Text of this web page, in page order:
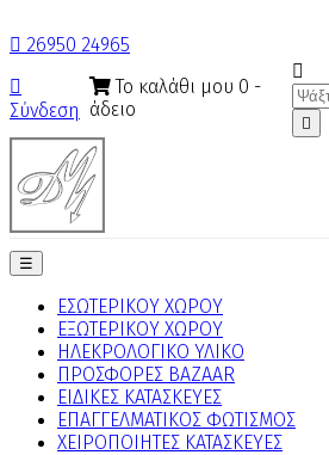
 26950 24965

Σύνδεση
Το καλάθι μου 0 -
άδειο


Toggle
navigation
☰
ΕΣΩΤΕΡΙΚΟΥ ΧΩΡΟΥ
ΕΞΩΤΕΡΙΚΟΥ ΧΩΡΟΥ
ΗΛΕΚΡΟΛΟΓΙΚΟ ΥΛΙΚΟ
ΠΡΟΣΦΟΡΕΣ BAZAAR
ΕΙΔΙΚΕΣ ΚΑΤΑΣΚΕΥΕΣ
ΕΠΑΓΓΕΛΜΑΤΙΚΟΣ ΦΩΤΙΣΜΟΣ
ΧΕΙΡΟΠΟΙΗΤΕΣ ΚΑΤΑΣΚΕΥΕΣ